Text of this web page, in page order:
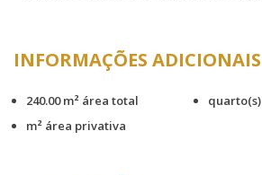
INFORMAÇÕES ADICIONAIS
240.00 m² área total
quarto(s)
m² área privativa